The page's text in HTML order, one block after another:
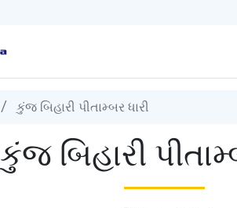
કુંજ બિહારી પીતામ્બર ધારી
કુંજ બિહારી